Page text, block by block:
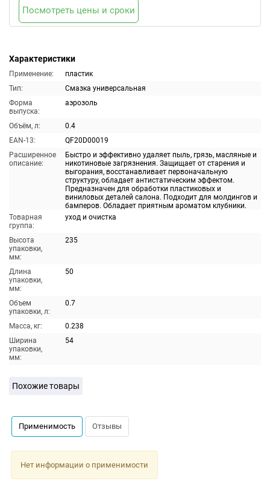
Характеристики
Применение:
пластик
Тип:
Смазка универсальная
Форма
выпуска:
аэрозоль
Объём, л:
0.4
EAN-13:
QF20D00019
Расширенное
описание:
Быстро и эффективно удаляет пыль, грязь, масляные и
никотиновые загрязнения. Защищает от старения и
выгорания, восстанавливает первоначальную
структуру, обладает антистатическим эффектом.
Предназначен для обработки пластиковых и
виниловых деталей салона. Подходит для молдингов и
бамперов. Обладает приятным ароматом клубники.
Товарная
группа:
уход и очистка
Высота
упаковки,
мм:
235
Длина
упаковки,
мм:
50
Объем
упаковки, л:
0.7
Масса, кг:
0.238
Ширина
упаковки,
мм:
54
Посмотреть цены и сроки
Похожие товары
Применимость Отзывы
Нет информации о применимости